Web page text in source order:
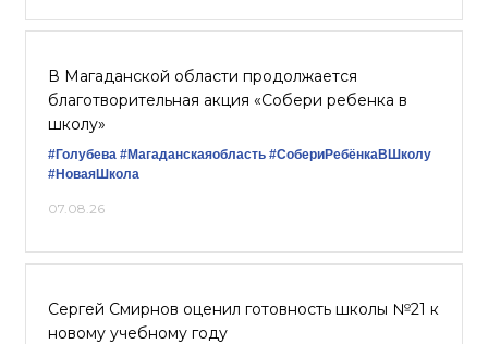
В Магаданской области продолжается
благотворительная акция «Собери ребенка в
школу»
#Голубева #Магаданскаяобласть #СобериРебёнкаВШколу
#НоваяШкола
07.08.26
Сергей Смирнов оценил готовность школы №21 к
новому учебному году